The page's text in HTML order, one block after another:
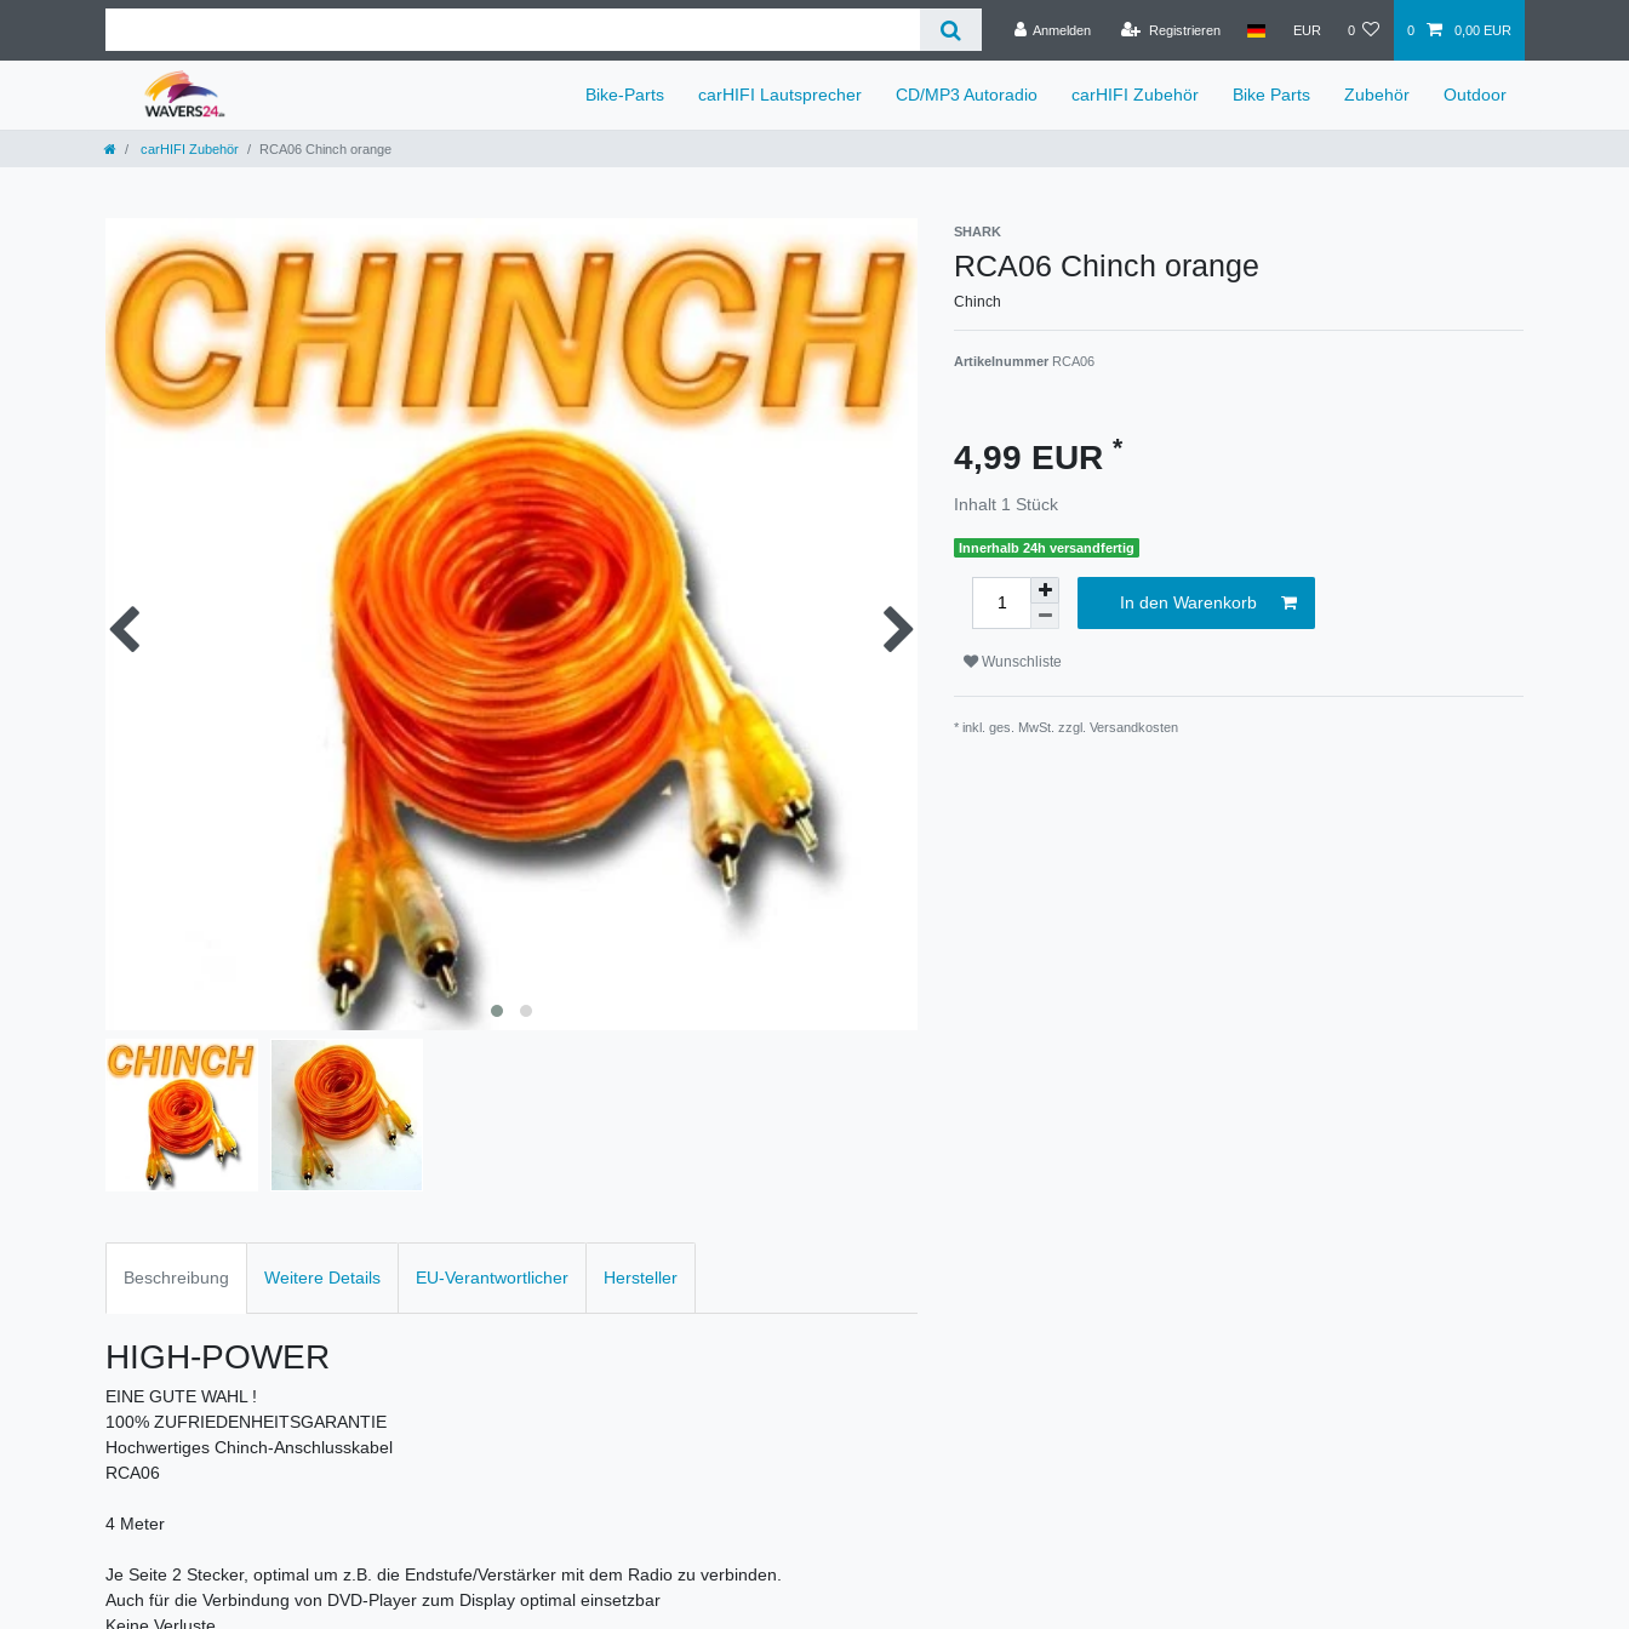
Anmelden Registrieren EUR 0 0 0,00 EUR
Bike-Parts carHIFI Lautsprecher CD/MP3 Autoradio carHIFI Zubehör Bike Parts Zubehör Outdoor
carHIFI Zubehör RCA06 Chinch orange
SHARK
RCA06 Chinch orange
Chinch
Artikelnummer RCA06
4,99 EUR *
Inhalt 1 Stück
Innerhalb 24h versandfertig
In den Warenkorb
Wunschliste
* inkl. ges. MwSt. zzgl. Versandkosten
Beschreibung Weitere Details EU-Verantwortlicher Hersteller
HIGH-POWER
EINE GUTE WAHL !
100% ZUFRIEDENHEITSGARANTIE
Hochwertiges Chinch-Anschlusskabel
RCA06
4 Meter
Je Seite 2 Stecker, optimal um z.B. die Endstufe/Verstärker mit dem Radio zu verbinden.
Auch für die Verbindung von DVD-Player zum Display optimal einsetzbar